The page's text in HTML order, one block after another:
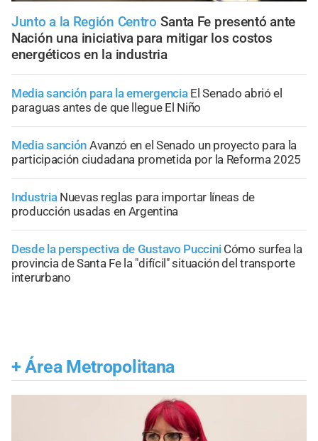
Junto a la Región Centro Santa Fe presentó ante
Nación una iniciativa para mitigar los costos
energéticos en la industria
Media sanción para la emergencia El Senado abrió el
paraguas antes de que llegue El Niño
Media sanción Avanzó en el Senado un proyecto para la
participación ciudadana prometida por la Reforma 2025
Industria Nuevas reglas para importar líneas de
producción usadas en Argentina
Desde la perspectiva de Gustavo Puccini Cómo surfea la
provincia de Santa Fe la "difícil" situación del transporte
interurbano
+ Área Metropolitana